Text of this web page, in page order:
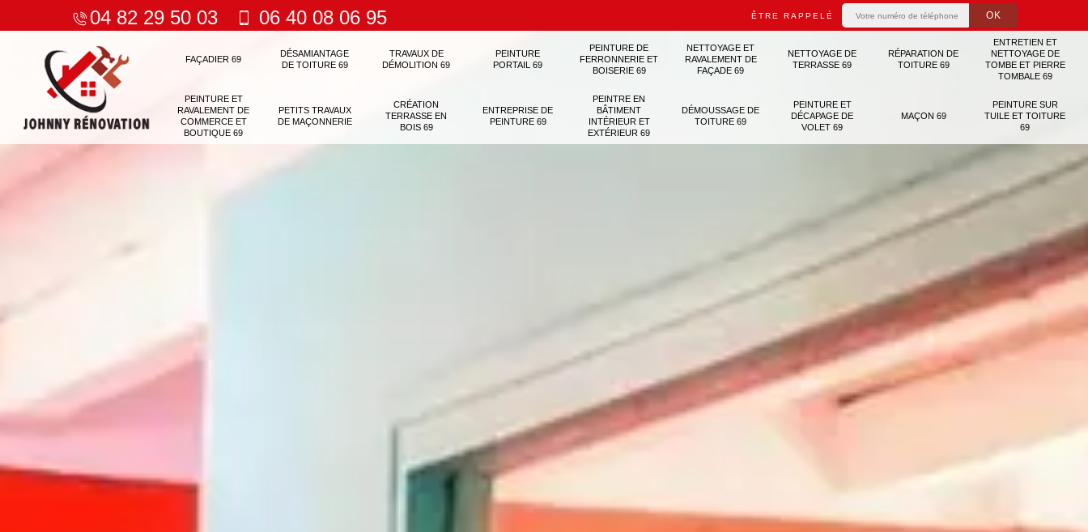
04 82 29 50 03 06 40 08 06 95 ÊTRE RAPPELÉ
FAÇADIER 69
DÉSAMIANTAGE
DE TOITURE 69
TRAVAUX DE
DÉMOLITION 69
PEINTURE
PORTAIL 69
PEINTURE DE
FERRONNERIE ET
BOISERIE 69
NETTOYAGE ET
RAVALEMENT DE
FAÇADE 69
NETTOYAGE DE
TERRASSE 69
RÉPARATION DE
TOITURE 69
ENTRETIEN ET
NETTOYAGE DE
TOMBE ET PIERRE
TOMBALE 69
PEINTURE ET
RAVALEMENT DE
COMMERCE ET
BOUTIQUE 69
PETITS TRAVAUX
DE MAÇONNERIE
CRÉATION
TERRASSE EN
BOIS 69
ENTREPRISE DE
PEINTURE 69
PEINTRE EN
BÂTIMENT
INTÉRIEUR ET
EXTÉRIEUR 69
DÉMOUSSAGE DE
TOITURE 69
PEINTURE ET
DÉCAPAGE DE
VOLET 69
MAÇON 69
PEINTURE SUR
TUILE ET TOITURE
69